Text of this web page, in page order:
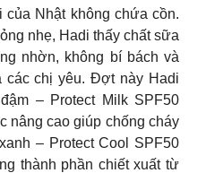
Nhật không chứa cồn.
nhẹ, Hadi thấy chất sữa
nhờn, không bí bách và
các chị yêu. Đợt này Hadi
– Protect Milk SPF50
nâng cao giúp chống cháy
– Protect Cool SPF50
thành phần chiết xuất từ